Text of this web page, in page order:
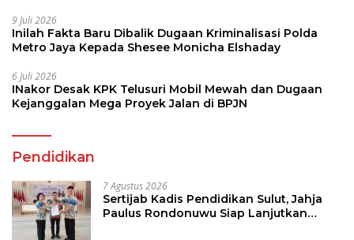
9 Juli 2026
Inilah Fakta Baru Dibalik Dugaan Kriminalisasi Polda
Metro Jaya Kepada Shesee Monicha Elshaday
6 Juli 2026
INakor Desak KPK Telusuri Mobil Mewah dan Dugaan
Kejanggalan Mega Proyek Jalan di BPJN
Pendidikan
7 Agustus 2026
Sertijab Kadis Pendidikan Sulut, Jahja
Paulus Rondonuwu Siap Lanjutkan